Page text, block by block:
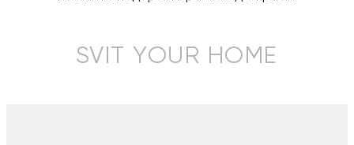
SVIT YOUR HOME